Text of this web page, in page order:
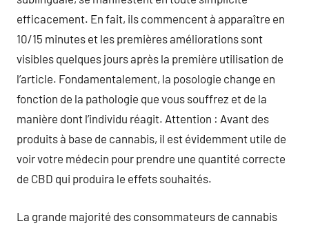
efficacement. En fait, ils commencent à apparaître en
10/15 minutes et les premières améliorations sont
visibles quelques jours après la première utilisation de
l’article. Fondamentalement, la posologie change en
fonction de la pathologie que vous souffrez et de la
manière dont l’individu réagit. Attention : Avant des
produits à base de cannabis, il est évidemment utile de
voir votre médecin pour prendre une quantité correcte
de CBD qui produira le effets souhaités.
La grande majorité des consommateurs de cannabis